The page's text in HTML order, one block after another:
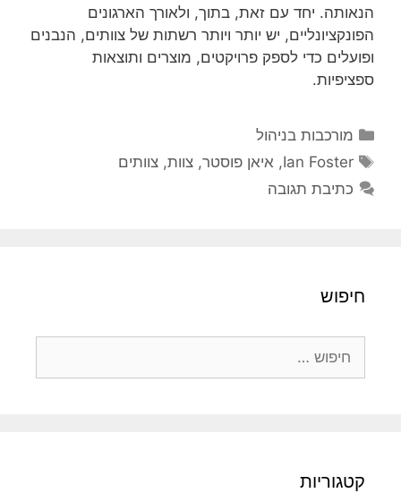
הנאותה. יחד עם זאת, בתוך, ולאורך הארגונים
הפונקציונליים, יש יותר ויותר רשתות של צוותים, הנבנים
ופועלים כדי לספק פרויקטים, מוצרים ותוצאות
ספציפיות.
קטגוריות
מורכבות בניהול
תגיות
Ian Foster
, איאן פוסטר,צוות,צוותים
כתיבת תגובה
חיפוש
קטגוריות